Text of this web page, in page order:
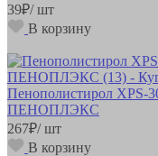
39₽/ шт
В корзину
Пенополистирол XPS-
ПЕНОПЛЭКС
267₽/ шт
В корзину